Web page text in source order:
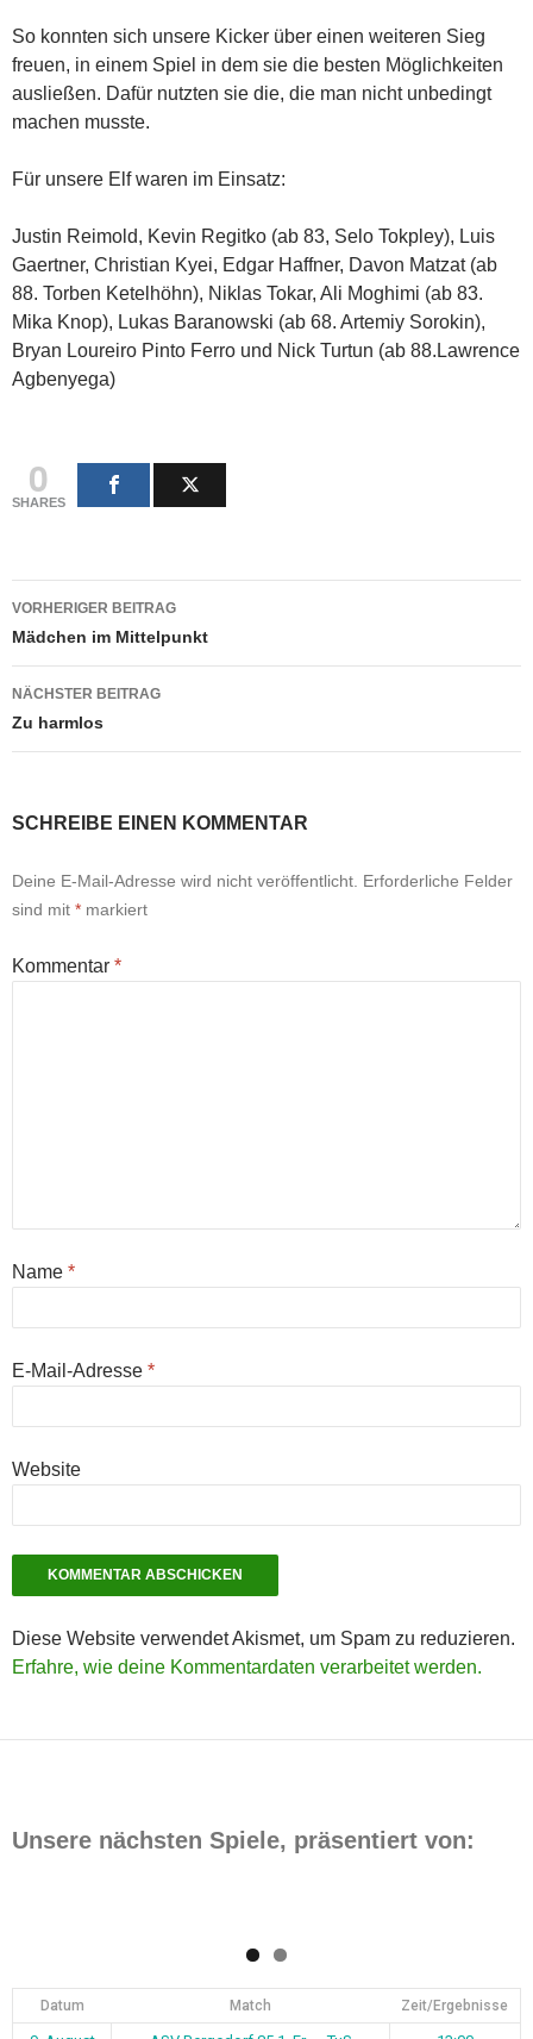
So konnten sich unsere Kicker über einen weiteren Sieg
freuen, in einem Spiel in dem sie die besten Möglichkeiten
ausließen. Dafür nutzten sie die, die man nicht unbedingt
machen musste.
Für unsere Elf waren im Einsatz:
Justin Reimold, Kevin Regitko (ab 83, Selo Tokpley), Luis
Gaertner, Christian Kyei, Edgar Haffner, Davon Matzat (ab
88. Torben Ketelhöhn), Niklas Tokar, Ali Moghimi (ab 83.
Mika Knop), Lukas Baranowski (ab 68. Artemiy Sorokin),
Bryan Loureiro Pinto Ferro und Nick Turtun (ab 88.Lawrence
Agbenyega)
0
SHARES
Beitragsnavigation
VORHERIGER BEITRAG
Mädchen im Mittelpunkt
NÄCHSTER BEITRAG
Zu harmlos
SCHREIBE EINEN KOMMENTAR
Deine E-Mail-Adresse wird nicht veröffentlicht. Erforderliche Felder
sind mit * markiert
Kommentar *
Name *
E-Mail-Adresse *
Website
Diese Website verwendet Akismet, um Spam zu reduzieren.
Erfahre, wie deine Kommentardaten verarbeitet werden.
Unsere nächsten Spiele, präsentiert von:
Datum Match Zeit/Ergebnisse